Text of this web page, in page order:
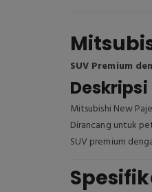
SUV Premium
Mitsubishi New
Dirancang untuk
SUV premium